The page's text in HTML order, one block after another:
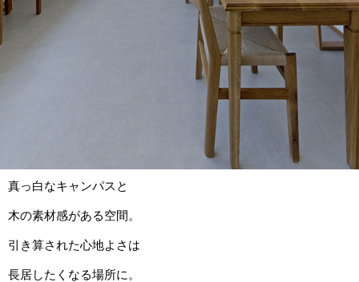
真っ白なキャンパスと
木の素材感がある空間。
引き算された心地よさは
長居したくなる場所に。